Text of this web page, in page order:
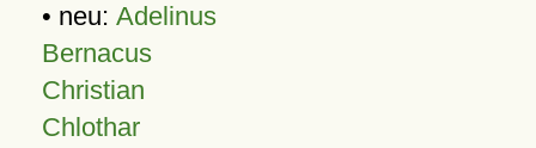
• neu: Adelinus
Bernacus
Christian
Chlothar